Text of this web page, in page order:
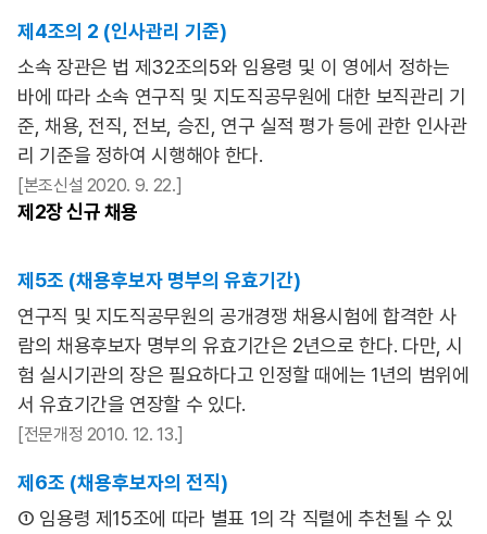
제4조의 2 (인사관리 기준)
소속 장관은 법 제32조의5와 임용령 및 이 영에서 정하는
바에 따라 소속 연구직 및 지도직공무원에 대한 보직관리 기
준, 채용, 전직, 전보, 승진, 연구 실적 평가 등에 관한 인사관
리 기준을 정하여 시행해야 한다.
[본조신설 2020. 9. 22.]
제2장신규 채용
제5조 (채용후보자 명부의 유효기간)
연구직 및 지도직공무원의 공개경쟁 채용시험에 합격한 사
람의 채용후보자 명부의 유효기간은 2년으로 한다. 다만, 시
험 실시기관의 장은 필요하다고 인정할 때에는 1년의 범위에
서 유효기간을 연장할 수 있다.
[전문개정 2010. 12. 13.]
제6조 (채용후보자의 전직)
① 임용령 제15조에 따라 별표 1의 각 직렬에 추천될 수 있